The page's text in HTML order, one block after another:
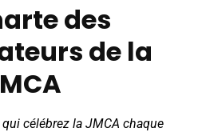
des
de la
célébrez la JMCA chaque